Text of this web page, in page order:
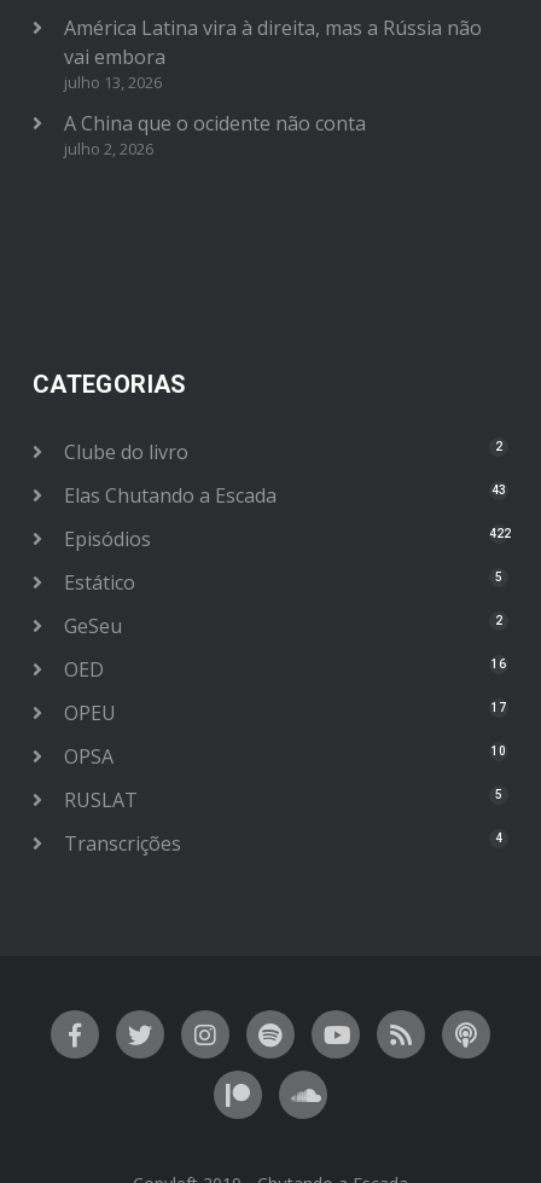
América Latina vira à direita, mas a Rússia não
vai embora
julho 13, 2026
A China que o ocidente não conta
julho 2, 2026
CATEGORIAS
Clube do livro 2
Elas Chutando a Escada 43
Episódios 422
Estático 5
GeSeu 2
OED 16
OPEU 17
OPSA 10
RUSLAT 5
Transcrições 4